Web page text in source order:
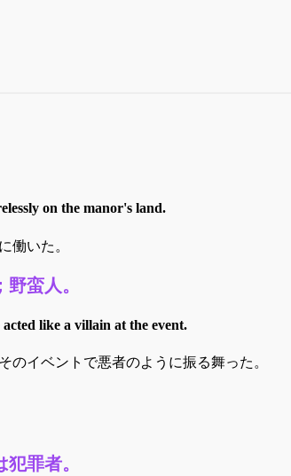
on the manor's land.
働いた。
蛮人。
like a villain at the event.
のイベントで悪者のように振る舞った。
罪者。